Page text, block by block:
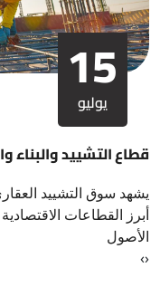
15
يوليو
قطاع التشييد والبناء
يشهد سوق التشييد
أبرز القطاعات
الأصول
‹
›